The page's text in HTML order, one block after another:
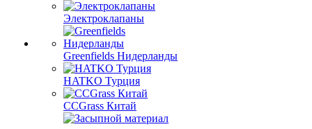
Электроклапаны
Greenfields Нидерланды
HATKO Турция
CCGrass Китай